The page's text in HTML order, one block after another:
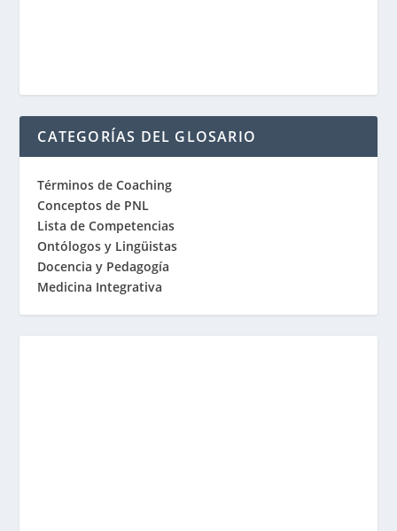
CATEGORÍAS DEL GLOSARIO
Términos de Coaching
Conceptos de PNL
Lista de Competencias
Ontólogos y Lingüistas
Docencia y Pedagogía
Medicina Integrativa